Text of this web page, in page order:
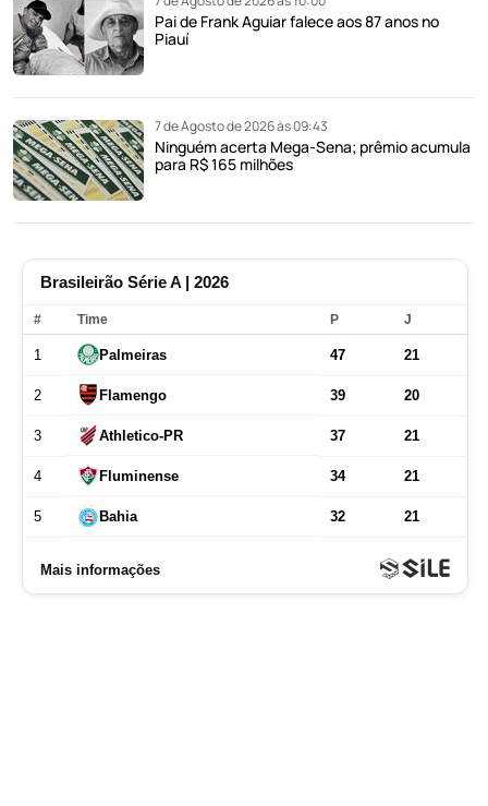
Pai de Frank Aguiar falece aos 87 anos no
Piauí
7 de Agosto de 2026 às 09:43
Ninguém acerta Mega-Sena; prêmio acumula
para R$ 165 milhões